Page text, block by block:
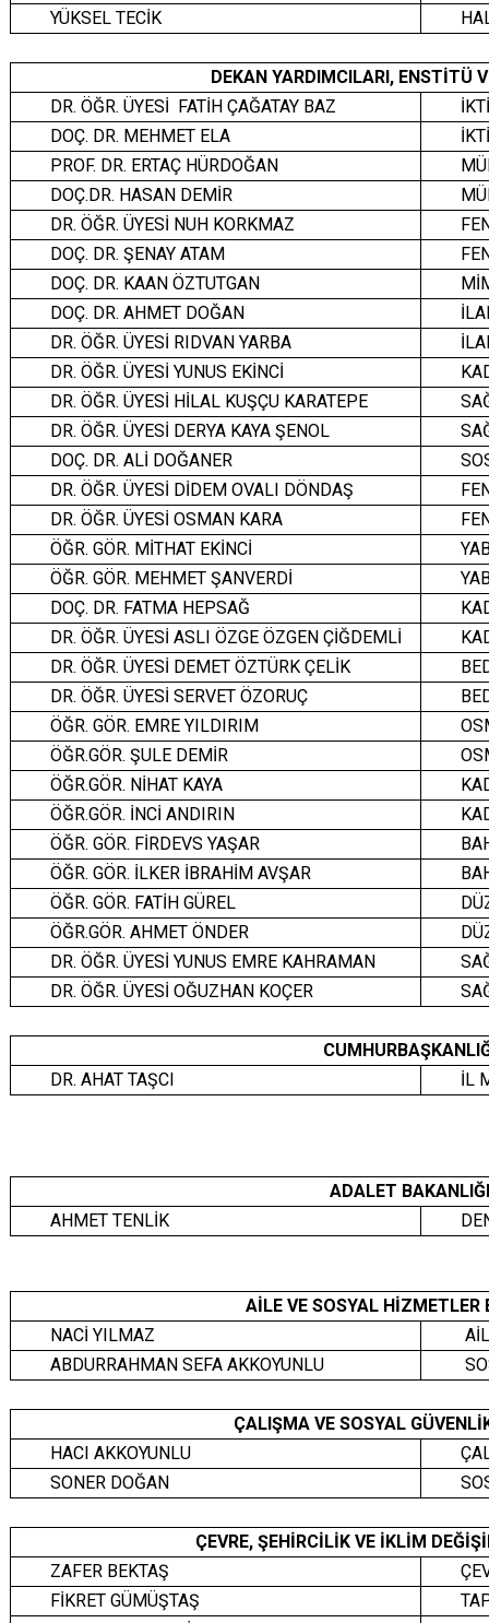
YÜKSEL TECİK
DEKAN YARDIMCILARI, ENSTİTÜ
DR. ÖĞR. ÜYESİ FATİH ÇAĞATAY BAZ
DOÇ. DR. MEHMET ELA
PROF. DR. ERTAÇ HÜRDOĞAN
DOÇ.DR. HASAN DEMİR
DR. ÖĞR. ÜYESİ NUH KORKMAZ
DOÇ. DR. ŞENAY ATAM
DOÇ. DR. KAAN ÖZTUTGAN
DOÇ. DR. AHMET DOĞAN
DR. ÖĞR. ÜYESİ RIDVAN YARBA
DR. ÖĞR. ÜYESİ YUNUS EKİNCİ
DR. ÖĞR. ÜYESİ HİLAL KUŞÇU KARATEPE
DR. ÖĞR. ÜYESİ DERYA KAYA ŞENOL
DOÇ. DR. ALİ DOĞANER
DR. ÖĞR. ÜYESİ DİDEM OVALI DÖNDAŞ
DR. ÖĞR. ÜYESİ OSMAN KARA
ÖĞR. GÖR. MİTHAT EKİNCİ
ÖĞR. GÖR. MEHMET ŞANVERDİ
DOÇ. DR. FATMA HEPSAĞ
DR. ÖĞR. ÜYESİ ASLI ÖZGE ÖZGEN ÇİĞDEMLİ
DR. ÖĞR. ÜYESİ DEMET ÖZTÜRK ÇELİK
DR. ÖĞR. ÜYESİ SERVET ÖZORUÇ
ÖĞR. GÖR. EMRE YILDIRIM
ÖĞR.GÖR. ŞULE DEMİR
ÖĞR.GÖR. NİHAT KAYA
ÖĞR.GÖR. İNCİ ANDIRIN
ÖĞR. GÖR. FİRDEVS YAŞAR
ÖĞR. GÖR. İLKER İBRAHİM AVŞAR
ÖĞR. GÖR. FATİH GÜREL
ÖĞR.GÖR. AHMET ÖNDER
DR. ÖĞR. ÜYESİ YUNUS EMRE KAHRAMAN
DR. ÖĞR. ÜYESİ OĞUZHAN KOÇER
DR. AHAT TAŞCI
İL
ADALET
AHMET TENLİK
AİLE VE SOSYAL HİZMETLER
NACİ YILMAZ
ABDURRAHMAN SEFA AKKOYUNLU
ÇALIŞMA VE SOSYAL
HACI AKKOYUNLU
SONER DOĞAN
ÇEVRE, ŞEHİRCİLİK VE İKLİM
ZAFER BEKTAŞ
FİKRET GÜMÜŞTAŞ